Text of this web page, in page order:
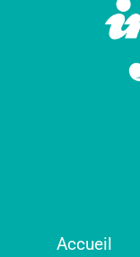
Accueil